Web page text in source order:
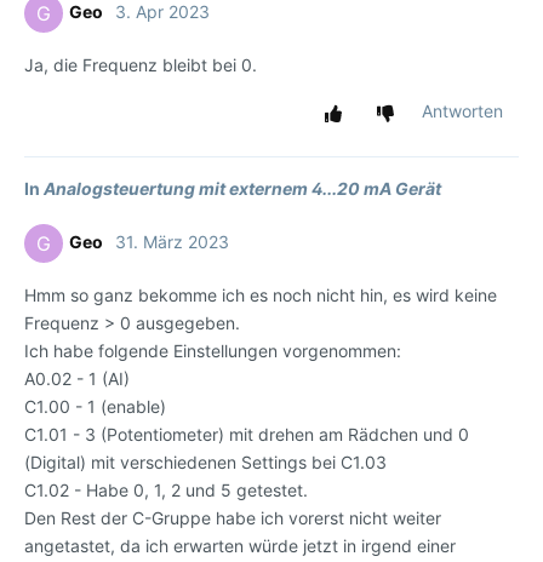
G Geo 3. Apr 2023
Ja, die Frequenz bleibt bei 0.
Antworten
In Analogsteuertung mit externem 4...20 mA Gerät
G Geo 31. März 2023
Hmm so ganz bekomme ich es noch nicht hin, es wird keine
Frequenz > 0 ausgegeben.
Ich habe folgende Einstellungen vorgenommen:
A0.02 - 1 (AI)
C1.00 - 1 (enable)
C1.01 - 3 (Potentiometer) mit drehen am Rädchen und 0
(Digital) mit verschiedenen Settings bei C1.03
C1.02 - Habe 0, 1, 2 und 5 getestet.
Den Rest der C-Gruppe habe ich vorerst nicht weiter
angetastet, da ich erwarten würde jetzt in irgend einer